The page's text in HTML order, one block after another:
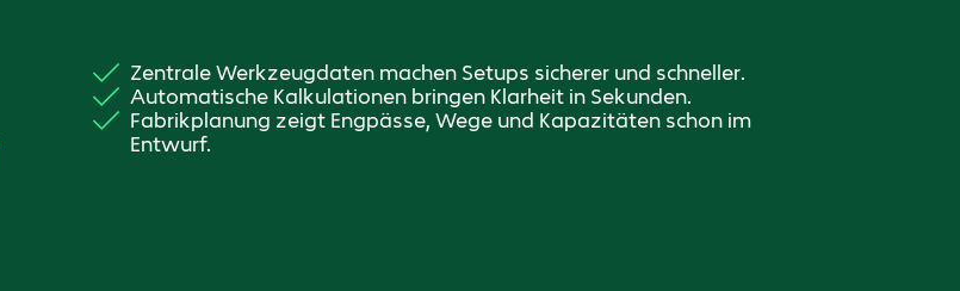
Zentrale Werkzeugdaten machen Setups sicherer und schneller.
Automatische Kalkulationen bringen Klarheit in Sekunden.
Fabrikplanung zeigt Engpässe, Wege und Kapazitäten schon im
Entwurf.